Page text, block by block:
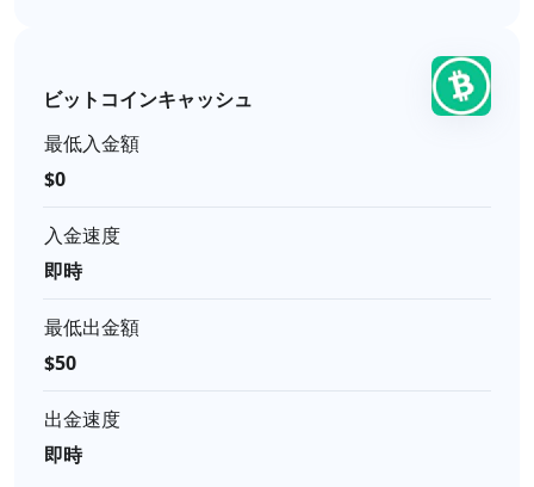
ビットコインキャッシュ
最低入金額
$0
入金速度
即時
最低出金額
$50
出金速度
即時